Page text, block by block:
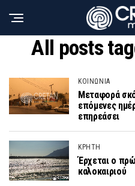
All posts
ΚΟΙΝΩΝΙΑ
Μεταφορά
επόμενες
επηρεάσει
ΚΡΗΤΗ
Έρχεται ο
καλοκαιριού